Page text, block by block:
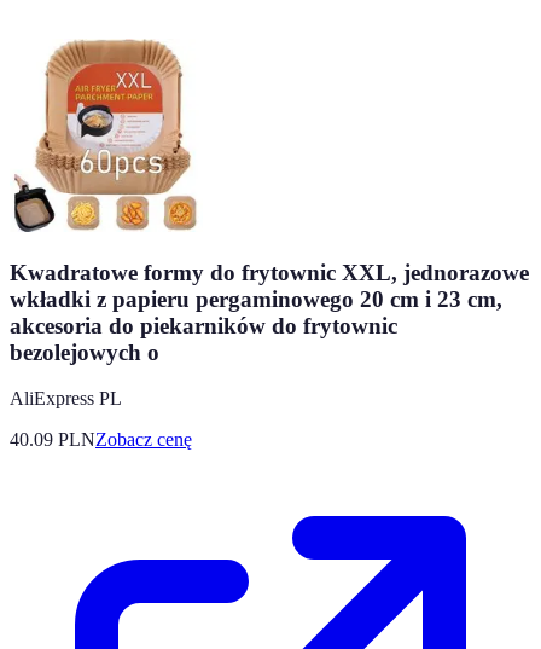
Kwadratowe formy do frytownic XXL, jednorazowe
wkładki z papieru pergaminowego 20 cm i 23 cm,
akcesoria do piekarników do frytownic
bezolejowych o
AliExpress PL
40.09 PLNZobacz cenę